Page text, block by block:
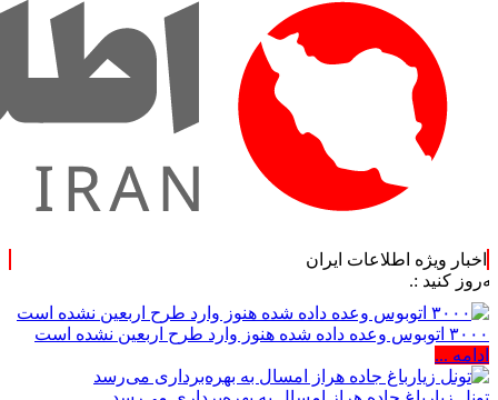
اخبار ویژه اطلاعات ایران
۳۰۰۰ اتوبوس وعده داده شده هنوز وارد طرح اربعین نشده است
ادامه ...